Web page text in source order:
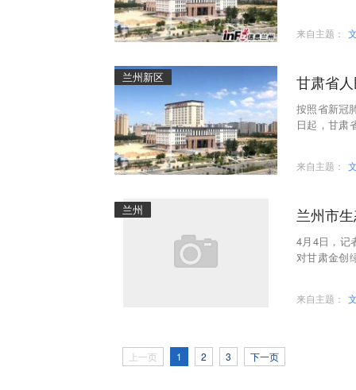
来自主题：
兰州新区 甘肃省
按照省新冠
日起，甘肃
来自主题：
兰州 兰州市
4月4日，记
对甘肃金创
来自主题：
上一页 1 2 3 下一页